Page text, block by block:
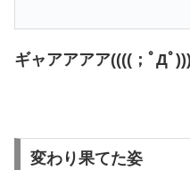
ギャアアアア((((；ﾟДﾟ
変わり果てた姿